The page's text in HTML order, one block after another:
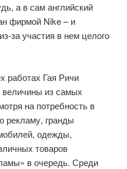
а в сам английский
фирмой Nike – и
за участия в нем целого
работах Гая Ричи
величины из самых
на потребность в
рекламу, гранды
одежды,
товаров
в очередь. Среди